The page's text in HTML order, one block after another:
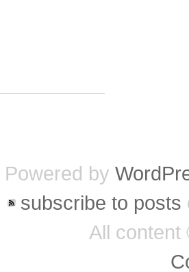
Powered by
subscribe to posts
All